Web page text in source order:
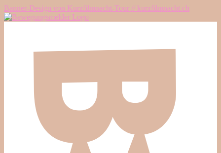
Banner-Design von Kurzfilmnacht-Tour // kurzfilmnacht.ch